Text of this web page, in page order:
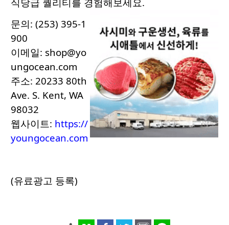
문의: (253) 395-1
900
이메일: shop@yo
ungocean.com
주소: 20233 80th
Ave. S. Kent, WA
98032
웹사이트: https://
youngocean.com
(유료광고 등록)